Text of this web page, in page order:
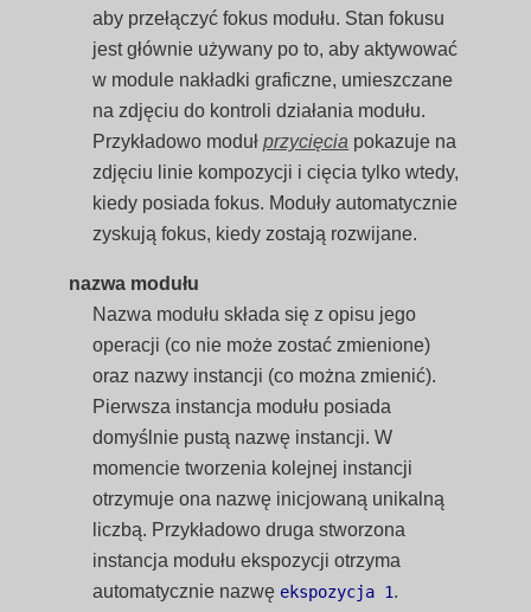
aby przełączyć fokus modułu. Stan fokusu
jest głównie używany po to, aby aktywować
w module nakładki graficzne, umieszczane
na zdjęciu do kontroli działania modułu.
Przykładowo modułprzycięcia pokazuje na
zdjęciu linie kompozycji i cięcia tylko wtedy,
kiedy posiada fokus. Moduły automatycznie
zyskują fokus, kiedy zostają rozwijane.
nazwa modułu
Nazwa modułu składa się z opisu jego
operacji (co nie może zostać zmienione)
oraz nazwy instancji (co można zmienić).
Pierwsza instancja modułu posiada
domyślnie pustą nazwę instancji. W
momencie tworzenia kolejnej instancji
otrzymuje ona nazwę inicjowaną unikalną
liczbą. Przykładowo druga stworzona
instancja modułu ekspozycji otrzyma
automatycznie nazwę ekspozycja 1.